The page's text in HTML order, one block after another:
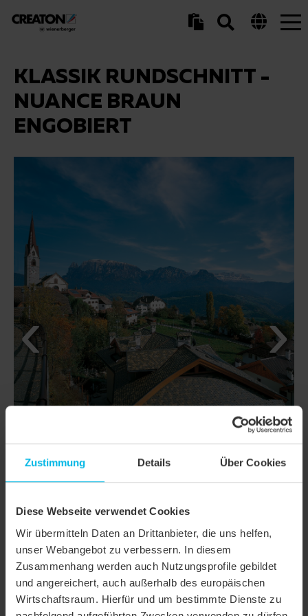
Zustimmung Details Über Cookies
Diese Webseite verwendet Cookies
Wir übermitteln Daten an Drittanbieter, die uns helfen,
unser Webangebot zu verbessern. In diesem
Zusammenhang werden auch Nutzungsprofile gebildet
und angereichert, auch außerhalb des europäischen
Wirtschaftsraum. Hierfür und um bestimmte Dienste zu
KLASSIK RUNDSCHNITT -
NUANCE BRAUN
ENGOBIERT
DETAILS
Produktfamilie Biberschwanzziegel KLASSIK
Produktgruppe Dachziegel